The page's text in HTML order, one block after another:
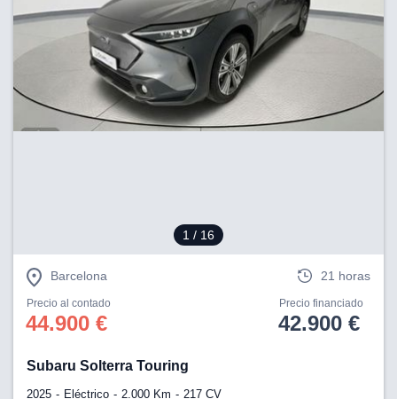
1 / 16
Barcelona 21 horas
Precio al contado
44.900 €
Precio financiado
42.900 €
Subaru Solterra Touring
2025 Eléctrico 2.000 Km 217 CV